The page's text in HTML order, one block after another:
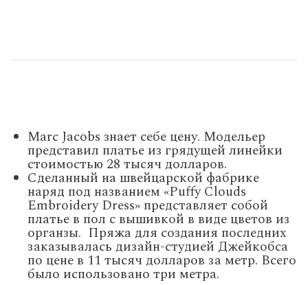
Marc Jacobs знает себе цену. Модельер
представил платье из грядущей линейки
стоимостью 28 тысяч долларов.
Сделанный на швейцарской фабрике
наряд под названием «Puffy Clouds
Embroidery Dress» представляет собой
платье в пол с вышивкой в виде цветов из
органзы. Пряжа для создания последних
заказывалась дизайн-студией Джейкобса
по цене в 11 тысяч долларов за метр. Всего
было использовано три метра.